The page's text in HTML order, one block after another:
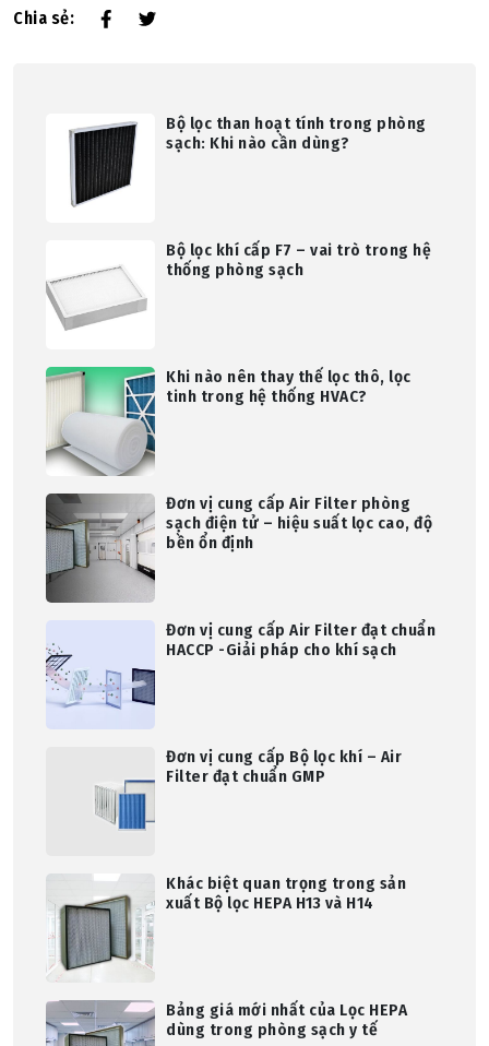
Chia sẻ:
Bộ lọc than hoạt tính trong phòng
sạch: Khi nào cần dùng?
Bộ lọc khí cấp F7 – vai trò trong hệ
thống phòng sạch
Khi nào nên thay thế lọc thô, lọc
tinh trong hệ thống HVAC?
Đơn vị cung cấp Air Filter phòng
sạch điện tử – hiệu suất lọc cao, độ
bền ổn định
Đơn vị cung cấp Air Filter đạt chuẩn
HACCP -Giải pháp cho khí sạch
Đơn vị cung cấp Bộ lọc khí – Air
Filter đạt chuẩn GMP
Khác biệt quan trọng trong sản
xuất Bộ lọc HEPA H13 và H14
Bảng giá mới nhất của Lọc HEPA
dùng trong phòng sạch y tế